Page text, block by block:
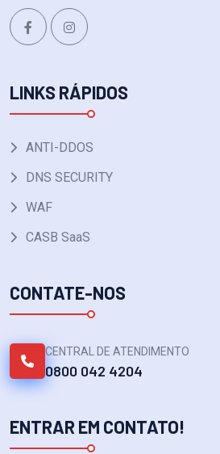
LINKS RÁPIDOS
ANTI-DDOS
DNS SECURITY
WAF
CASB SaaS
CONTATE-NOS
CENTRAL DE ATENDIMENTO
0800 042 4204
ENTRAR EM CONTATO!